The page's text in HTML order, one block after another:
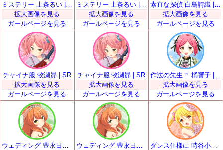
拡大画像を見る
ガールページを見る
ミステリー 上条るい | SR
拡大画像を見る
ガールページを見る
素直な探偵 白鳥詩織 | SR
拡大画像を見る
ガールページを見る
チャイナ服 牧瀬昴 | SR
拡大画像を見る
ガールページを見る
チャイナ服 牧瀬昴 | SR
拡大画像を見る
ガールページを見る
作法の先生？ 橘響子 | SR
拡大画像を見る
ガールページを見る
ダンス仕様に 時谷小瑠璃 | SR